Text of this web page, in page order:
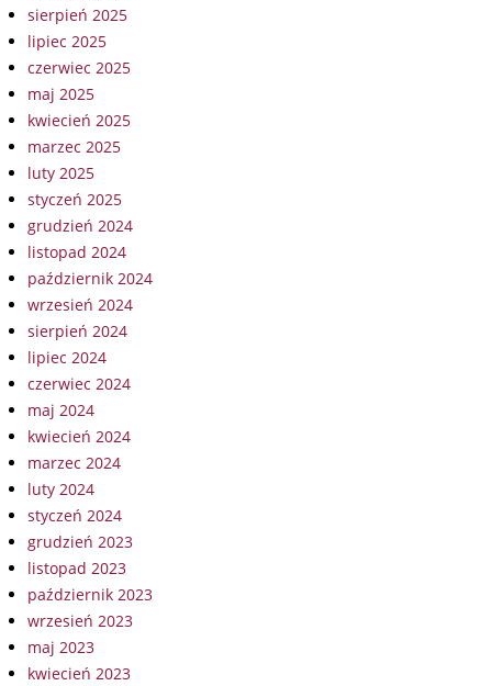
sierpień 2025
lipiec 2025
czerwiec 2025
maj 2025
kwiecień 2025
marzec 2025
luty 2025
styczeń 2025
grudzień 2024
listopad 2024
październik 2024
wrzesień 2024
sierpień 2024
lipiec 2024
czerwiec 2024
maj 2024
kwiecień 2024
marzec 2024
luty 2024
styczeń 2024
grudzień 2023
listopad 2023
październik 2023
wrzesień 2023
maj 2023
kwiecień 2023